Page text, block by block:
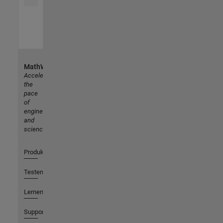
MathWorks
Accelerating
the
pace
of
engineering
and
science
Produkte
Testen oder Kaufen
Lernen
Support